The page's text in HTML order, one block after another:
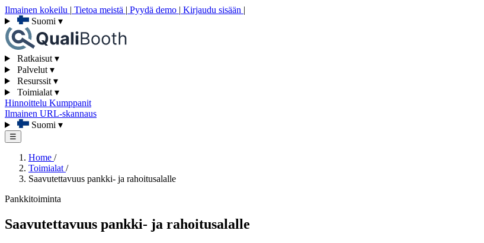
Ilmainen kokeilu | Tietoa meistä | Pyydä demo | Kirjaudu sisään |
Suomi ▾
Ratkaisut ▾
Palvelut ▾
Resurssit ▾
Toimialat ▾
Hinnoittelu Kumppanit
Ilmainen URL-skannaus
Suomi ▾
☰
Home /
Toimialat /
Saavutettavuus pankki- ja rahoitusalalle
Pankkitoiminta
Saavutettavuus pankki- ja rahoitusalalle